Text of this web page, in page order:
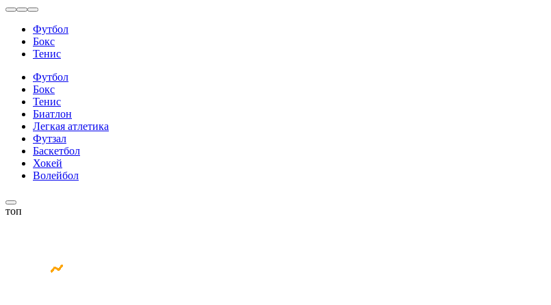
Футбол
Бокс
Тенис
Футбол
Бокс
Тенис
Биатлон
Легкая атлетика
Футзал
Баскетбол
Хокей
Волейбол
топ